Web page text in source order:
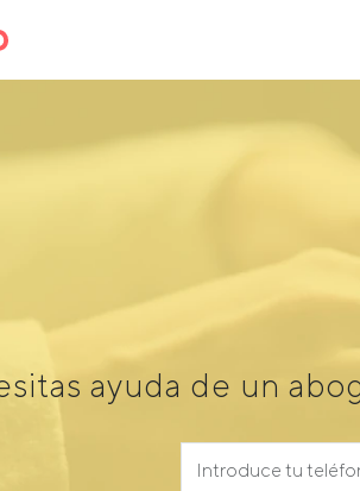
ayuda de un